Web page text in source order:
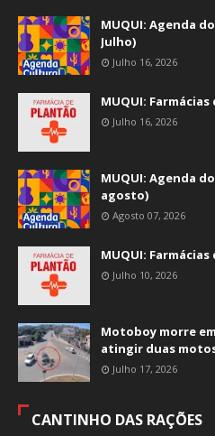
MUQUI: Agenda
Julho)
Julho 16, 2026
MUQUI:
Julho 16, 2026
MUQUI: Agenda
agosto)
Agosto 07, 2026
MUQUI:
Julho 10, 2026
Motoboy morre
atingir duas
Julho 17, 2026
CANTINHO DAS RAÇÕES